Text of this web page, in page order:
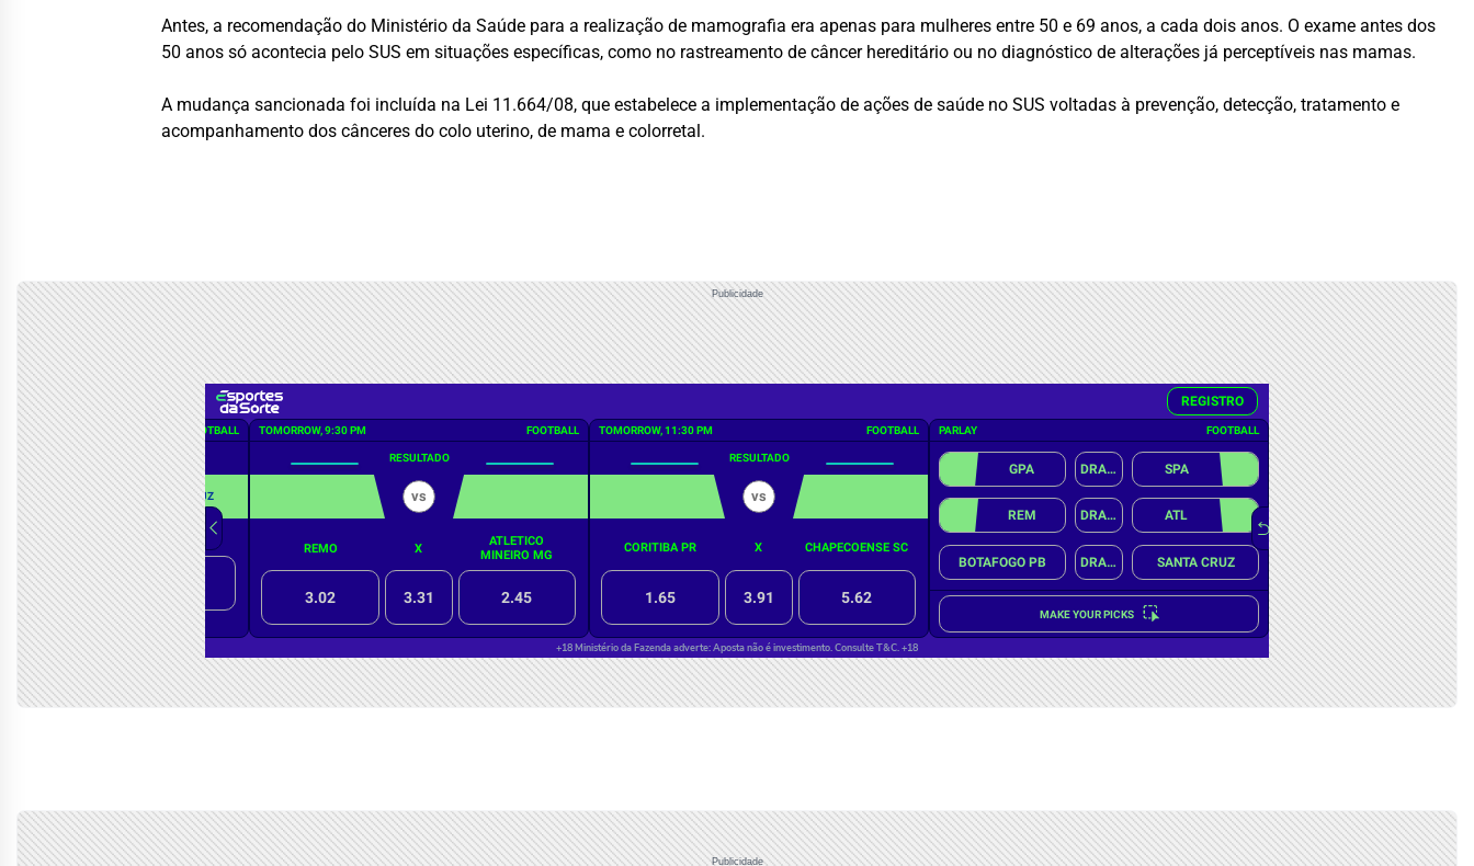
Antes, a recomendação do Ministério da Saúde para a realização de mamografia era apenas para mulheres entre 50 e 69 anos, a cada dois anos. O exame antes dos
50 anos só acontecia pelo SUS em situações específicas, como no rastreamento de câncer hereditário ou no diagnóstico de alterações já perceptíveis nas mamas.
A mudança sancionada foi incluída na Lei 11.664/08, que estabelece a implementação de ações de saúde no SUS voltadas à prevenção, detecção, tratamento e
acompanhamento dos cânceres do colo uterino, de mama e colorretal.
Publicidade
Publicidade